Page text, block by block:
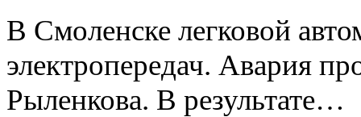
В Смоленске легковой
электропередач. Авария
Рыленкова. В результате…